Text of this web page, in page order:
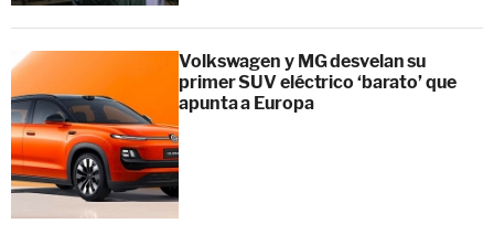
Volkswagen y MG desvelan su
primer SUV eléctrico ‘barato’ que
apunta a Europa